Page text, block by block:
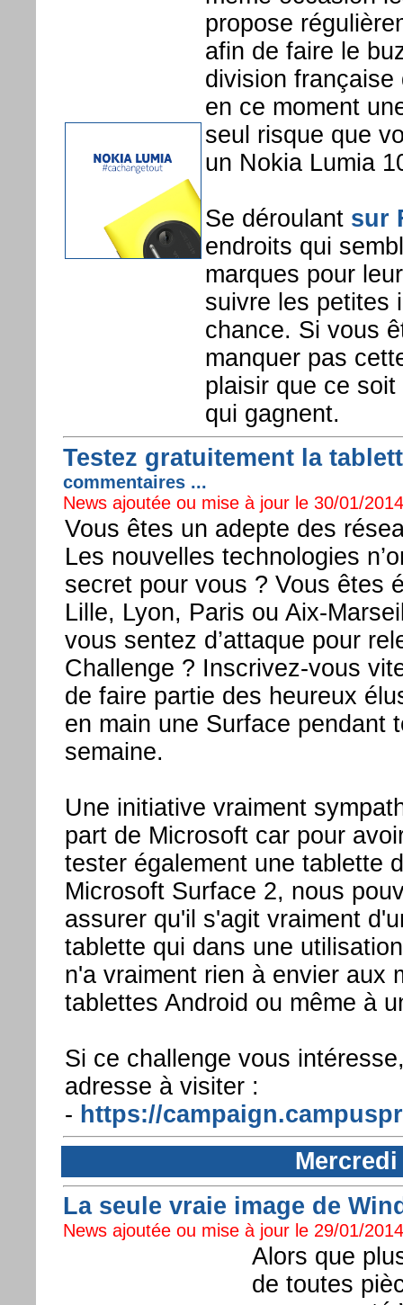
propose
afin de faire le
division
en ce moment
seul risque que
un Nokia Lumia
Se déroulant sur
endroits qui
marques pour
suivre les petites
chance. Si vous
manquer pas
plaisir que ce
qui gagnent.
Testez gratuitement la
commentaires ...
News ajoutée ou mise à jour le 30/01/
Vous êtes un adepte des
Les nouvelles technologies
secret pour vous ? Vous êtes
Lille, Lyon, Paris ou Aix-
vous sentez d’attaque pour
Challenge ? Inscrivez-vous
de faire partie des heureux
en main une Surface pendant
semaine.
Une initiative vraiment
part de Microsoft car pour
tester également une tablette
Microsoft Surface 2, nous
assurer qu'il s'agit vraiment
tablette qui dans une
n'a vraiment rien à envier aux
tablettes Android ou même à
Si ce challenge vous
adresse à visiter :
- https://
La seule vraie image de
News ajoutée ou mise à jour le 29/01/
Alors que
de toutes